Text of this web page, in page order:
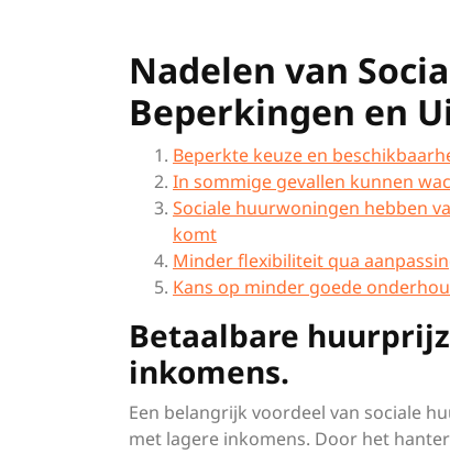
Nadelen van
Beperkingen en
Beperkte keuze en
In sommige gevallen kunnen
Sociale huurwoningen hebben
komt
Minder flexibiliteit qua
Kans op minder goede
Betaalbare
inkomens.
Een belangrijk voordeel van sociale
met lagere inkomens. Door het